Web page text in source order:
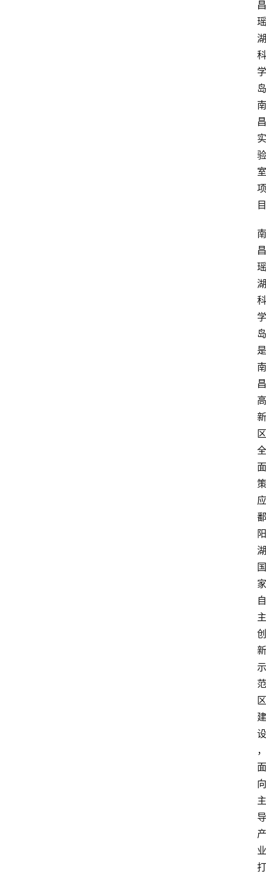
昌
瑶
湖
科
学
岛
南
昌
实
验
室
项
目
南
昌
瑶
湖
科
学
岛
是
南
昌
高
新
区
全
面
策
应
鄱
阳
湖
国
家
自
主
创
新
示
范
区
建
设
，
面
向
主
导
产
业
打